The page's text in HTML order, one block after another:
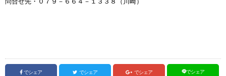
でシェア でシェア でシェア でシェア